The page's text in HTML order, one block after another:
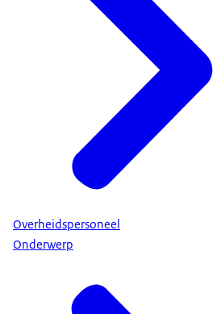
Overheidspersoneel
Onderwerp